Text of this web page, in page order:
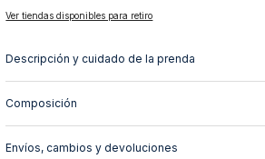
Ver tiendas disponibles para retiro
Descripción y cuidado de la prenda
Composición
Envíos, cambios y devoluciones